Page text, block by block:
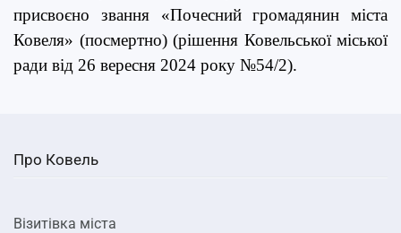
присвоєно звання «Почесний громадянин міста
Ковеля» (посмертно) (рішення Ковельської міської
ради від 26 вересня 2024 року №54/2).
Про Ковель
Візитівка міста